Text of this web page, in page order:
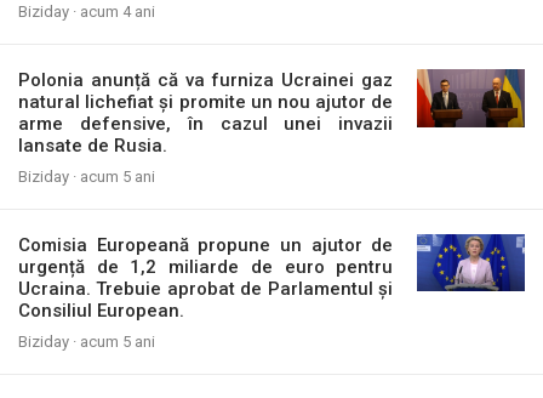
Biziday · acum 4 ani
Polonia anunță că va furniza Ucrainei gaz
natural lichefiat și promite un nou ajutor de
arme defensive, în cazul unei invazii
lansate de Rusia.
Biziday · acum 5 ani
Comisia Europeană propune un ajutor de
urgență de 1,2 miliarde de euro pentru
Ucraina. Trebuie aprobat de Parlamentul și
Consiliul European.
Biziday · acum 5 ani